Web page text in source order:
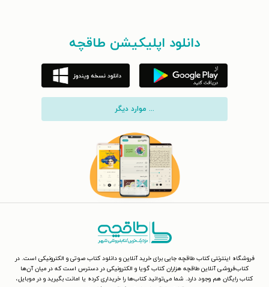
دانلود اپلیکیشن طاقچه
... موارد دیگر
فروشگاه اینترنتی کتاب طاقچه جایی برای خرید آنلاین و دانلود کتاب صوتی و الکترونیکی است. در
کتاب‌فروشی آنلاین طاقچه هزاران کتاب گویا و الکترونیکی در دسترس است که در میان آن‌ها
کتاب رایگان هم وجود دارد. شما می‌توانید کتاب‌ها را خریداری کرده یا امانت بگیرید و در موبایل،